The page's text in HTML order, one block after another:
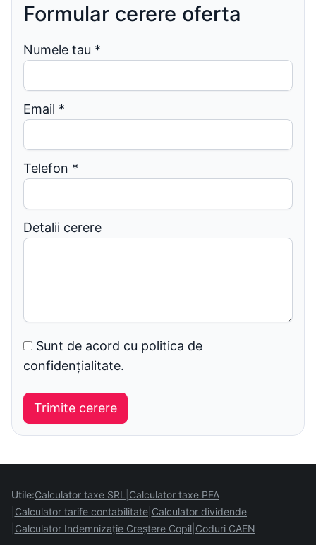
Formular cerere oferta
Numele tau *
Email *
Telefon *
Detalii cerere
Sunt de acord cu politica de
confidențialitate.
Utile:Calculator taxe SRL
Calculator taxe PFA
Calculator tarife contabilitate Calculator dividende
Calculator Indemnizație Creștere Copil Coduri CAEN